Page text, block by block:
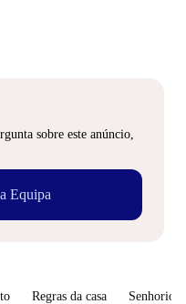
sobre este anúncio,
Equipa
Regras da casa Senhorio